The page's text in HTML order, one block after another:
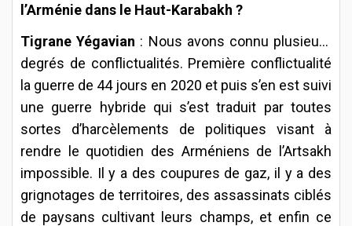
l’Arménie dans le Haut-Karabakh ?
Tigrane Yégavian : Nous avons connu plusieurs
degrés de conflictualités. Première conflictualité
la guerre de 44 jours en 2020 et puis s’en est suivi
une guerre hybride qui s’est traduit par toutes
sortes d’harcèlements de politiques visant à
rendre le quotidien des Arméniens de l’Artsakh
impossible. Il y a des coupures de gaz, il y a des
grignotages de territoires, des assassinats ciblés
de paysans cultivant leurs champs, et enfin ce